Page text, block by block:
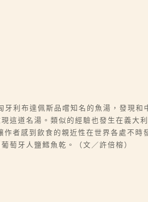
利布達佩斯品嚐知名的魚湯，發現
這道名湯。類似的經驗也發生在義大
者感到飲食的親近性在世界各處不時
萄牙人鹽鱈魚乾。（文／許倍榕）